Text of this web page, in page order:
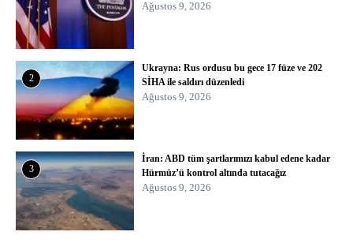
Ağustos 9, 2026
2
Ukrayna: Rus ordusu bu gece 17 füze ve 202
SİHA ile saldırı düzenledi
Ağustos 9, 2026
3
İran: ABD tüm şartlarımızı kabul edene kadar
Hürmüz’ü kontrol altında tutacağız
Ağustos 9, 2026